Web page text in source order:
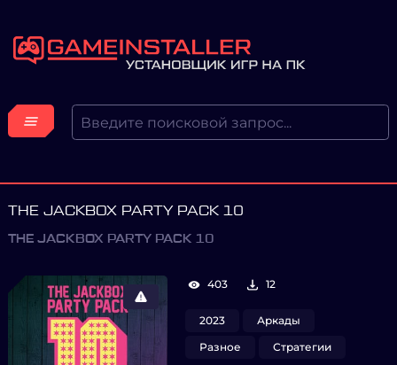
THE JACKBOX PARTY PACK 10
THE JACKBOX PARTY PACK 10
403 12
2023
Аркады
Разное
Стратегии